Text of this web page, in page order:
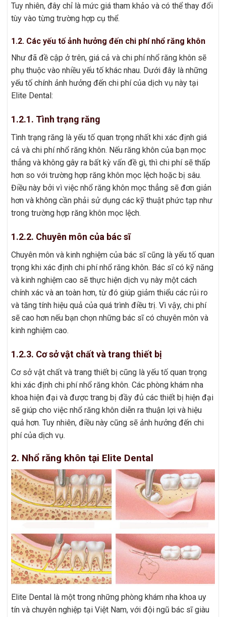
Tuy nhiên, đây chỉ là mức giá tham khảo và có thể thay đổi
tùy vào từng trường hợp cụ thể.
1.2. Các yếu tố ảnh hưởng đến chi phí nhổ răng khôn
Như đã đề cập ở trên, giá cả và chi phí nhổ răng khôn sẽ
phụ thuộc vào nhiều yếu tố khác nhau. Dưới đây là những
yếu tố chính ảnh hưởng đến chi phí của dịch vụ này tại
Elite Dental:
1.2.1. Tình trạng răng
Tình trạng răng là yếu tố quan trọng nhất khi xác định giá
cả và chi phí nhổ răng khôn. Nếu răng khôn của bạn mọc
thẳng và không gây ra bất kỳ vấn đề gì, thì chi phí sẽ thấp
hơn so với trường hợp răng khôn mọc lệch hoặc bị sâu.
Điều này bởi vì việc nhổ răng khôn mọc thẳng sẽ đơn giản
hơn và không cần phải sử dụng các kỹ thuật phức tạp như
trong trường hợp răng khôn mọc lệch.
1.2.2. Chuyên môn của bác sĩ
Chuyên môn và kinh nghiệm của bác sĩ cũng là yếu tố quan
trọng khi xác định chi phí nhổ răng khôn. Bác sĩ có kỹ năng
và kinh nghiệm cao sẽ thực hiện dịch vụ này một cách
chính xác và an toàn hơn, từ đó giúp giảm thiểu các rủi ro
và tăng tính hiệu quả của quá trình điều trị. Vì vậy, chi phí
sẽ cao hơn nếu bạn chọn những bác sĩ có chuyên môn và
kinh nghiệm cao.
1.2.3. Cơ sở vật chất và trang thiết bị
Cơ sở vật chất và trang thiết bị cũng là yếu tố quan trọng
khi xác định chi phí nhổ răng khôn. Các phòng khám nha
khoa hiện đại và được trang bị đầy đủ các thiết bị hiện đại
sẽ giúp cho việc nhổ răng khôn diễn ra thuận lợi và hiệu
quả hơn. Tuy nhiên, điều này cũng sẽ ảnh hưởng đến chi
phí của dịch vụ.
2. Nhổ răng khôn tại Elite Dental
Elite Dental là một trong những phòng khám nha khoa uy
tín và chuyên nghiệp tại Việt Nam, với đội ngũ bác sĩ giàu